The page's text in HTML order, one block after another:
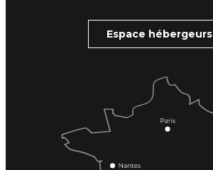
Espace hébergeurs